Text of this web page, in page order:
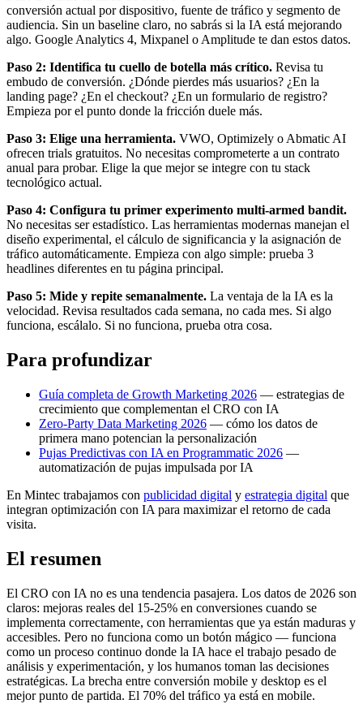
conversión actual por dispositivo, fuente de tráfico y segmento de
audiencia. Sin un baseline claro, no sabrás si la IA está mejorando
algo. Google Analytics 4, Mixpanel o Amplitude te dan estos datos.
Paso 2: Identifica tu cuello de botella más crítico. Revisa tu
embudo de conversión. ¿Dónde pierdes más usuarios? ¿En la
landing page? ¿En el checkout? ¿En un formulario de registro?
Empieza por el punto donde la fricción duele más.
Paso 3: Elige una herramienta. VWO, Optimizely o Abmatic AI
ofrecen trials gratuitos. No necesitas comprometerte a un contrato
anual para probar. Elige la que mejor se integre con tu stack
tecnológico actual.
Paso 4: Configura tu primer experimento multi-armed bandit.
No necesitas ser estadístico. Las herramientas modernas manejan el
diseño experimental, el cálculo de significancia y la asignación de
tráfico automáticamente. Empieza con algo simple: prueba 3
headlines diferentes en tu página principal.
Paso 5: Mide y repite semanalmente. La ventaja de la IA es la
velocidad. Revisa resultados cada semana, no cada mes. Si algo
funciona, escálalo. Si no funciona, prueba otra cosa.
Para profundizar
Guía completa de Growth Marketing 2026 — estrategias de
crecimiento que complementan el CRO con IA
Zero-Party Data Marketing 2026 — cómo los datos de
primera mano potencian la personalización
Pujas Predictivas con IA en Programmatic 2026 —
automatización de pujas impulsada por IA
En Mintec trabajamos con publicidad digital y estrategia digital que
integran optimización con IA para maximizar el retorno de cada
visita.
El resumen
El CRO con IA no es una tendencia pasajera. Los datos de 2026 son
claros: mejoras reales del 15-25% en conversiones cuando se
implementa correctamente, con herramientas que ya están maduras y
accesibles. Pero no funciona como un botón mágico — funciona
como un proceso continuo donde la IA hace el trabajo pesado de
análisis y experimentación, y los humanos toman las decisiones
estratégicas. La brecha entre conversión mobile y desktop es el
mejor punto de partida. El 70% del tráfico ya está en mobile.